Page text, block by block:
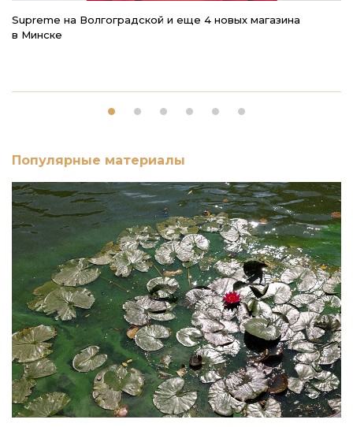
Supreme на Волгоградской и еще 4 новых магазина
в Минске
Популярные материалы